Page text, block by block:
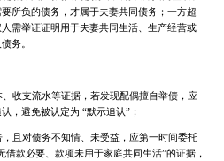
所负的债务，才属于夫妻共同债务；一方超
需举证证明用于夫妻共同生活、生产经营或
务。
收支流水等证据，若发现配偶擅自举债，应
，避免被认定为 “默示追认”；
，且对债务不知情、未受益，应第一时间委托
款必要、款项未用于家庭共同生活”的证据，